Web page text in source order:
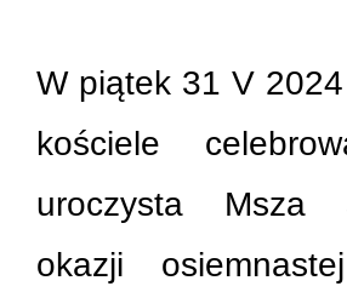
W piątek 31 V
kościele
uroczysta Msza
okazji